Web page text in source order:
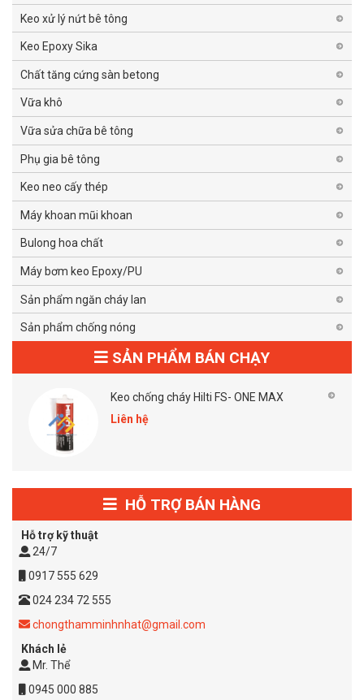
Keo xử lý nứt bê tông
Keo Epoxy Sika
Chất tăng cứng sàn betong
Vữa khô
Vữa sửa chữa bê tông
Phụ gia bê tông
Keo neo cấy thép
Máy khoan mũi khoan
Bulong hoa chất
Máy bơm keo Epoxy/PU
Sản phẩm ngăn cháy lan
Sản phẩm chống nóng
SẢN PHẨM BÁN CHẠY
Keo chống cháy Hilti FS- ONE MAX
Liên hệ
HỖ TRỢ BÁN HÀNG
Hỗ trợ kỹ thuật
24/7
0917 555 629
024 234 72 555
chongthamminhnhat@gmail.com
Khách lẻ
Mr. Thể
0945 000 885